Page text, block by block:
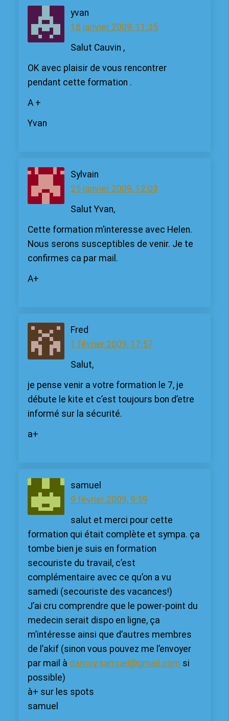
yvan
18 janvier 2009, 11:35
Salut Cauvin ,
OK avec plaisir de vous rencontrer
pendant cette formation .
A +
Yvan
Sylvain
25 janvier 2009, 12:03
Salut Yvan,
Cette formation m’interesse avec Helen.
Nous serons susceptibles de venir. Je te
confirmes ca par mail.
A+
Fred
1 février 2009, 17:57
Salut,
je pense venir a votre formation le 7, je
débute le kite et c’est toujours bon d’etre
informé sur la sécurité.
a+
samuel
9 février 2009, 9:59
salut et merci pour cette
formation qui était complète et sympa. ça
tombe bien je suis en formation
secouriste du travail, c’est
complémentaire avec ce qu’on a vu
samedi (secouriste des vacances!)
J’ai cru comprendre que le power-point du
medecin serait dispo en ligne, ça
m’intéresse ainsi que d’autres membres
de l’akif (sinon vous pouvez me l’envoyer
par mail à damoy.samuel@gmail.com si
possible)
à+ sur les spots
samuel